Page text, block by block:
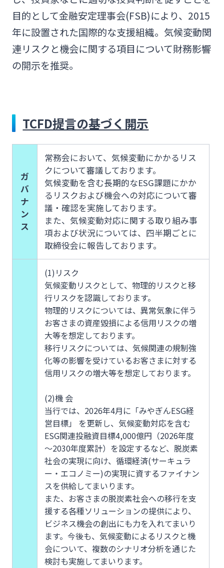
目的として金融安定理事会(FSB)により、2015
年に設置された国際的な支援組織。気候変動関
連リスクと機会に関する項目について財務影響
の開示を推奨。
TCFD提言の基づく開示
ガ
バ
ナ
ン
ス
常務会において、気候変動にかかるリス
クについて審議しております。
気候変動を含む⻑期的なESG課題にかか
るリスクおよび機会への対応について審
議・確認を実施しております。
また、気候変動対応に関する取り組み事
項および状況については、四半期ごとに
取締役会に報告しております。
(1)リスク
気候変動リスクとして、物理的リスクと移
行リスクを認識しております。
物理的リスクについては、異常気象に伴う
お客さまの資産毀損による信用リスクの増
大等を想定しております。
移行リスクについては、気候関連の規制強
化等の影響を受けているお客さまに対する
信用リスクの増大等を想定しております。
(2)機 会
当行では、2026年4月に「みやぎんESG経
営目標」 を更新し、気候変動対応を含む
ESG関連投融資目標4,000億円（2026年度
～2030年度累計）を設定するなど、脱炭素
社会の実現に向け、循環経済(サーキュラ
ー・エコノミー)の実現に資するファイナン
スを供給してまいります。
また、お客さまの脱炭素社会への移行を支
援する各種ソリューションの提供により、
ビジネス機会の創出にも力を入れてまいり
ます。今後も、気候変動によるリスクと機
会について、複数のシナリオ分析を通じた
検討も実施してまいります。